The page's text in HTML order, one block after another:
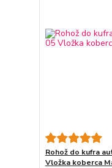
Rohož do kufra
Vložka koberca